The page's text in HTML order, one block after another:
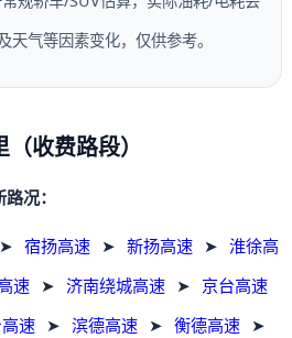
天气等因素变化，仅供参考。
收费路段）
况：
➤ 宿扬高速 ➤ 新扬高速 ➤ 淮徐高
速 ➤ 济南绕城高速 ➤ 京台高速
速 ➤ 滨德高速 ➤ 衡德高速
➤